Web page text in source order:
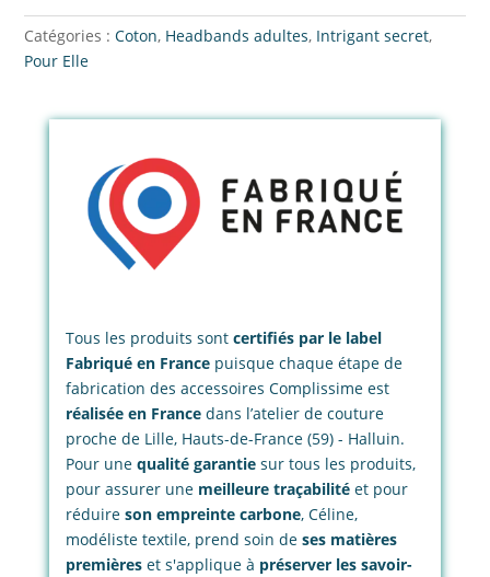
Catégories :Coton, Headbands adultes, Intrigant secret,
Pour Elle
Tous les produits sont certifiés par le label
Fabriqué en Francepuisque chaque étape de
fabrication des accessoires Complissime est
réalisée en France dans l’atelier de couture
proche de Lille, Hauts-de-France (59) - Halluin.
Pour unequalité garantiesur tous les produits,
pour assurer une meilleure traçabilitéet pour
réduire son empreinte carbone, Céline,
modéliste textile, prend soin de ses matières
premières et s'applique à préserver les savoir-